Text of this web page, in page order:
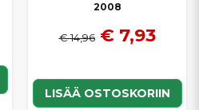
2008
€ 14,96 € 7,93
LISÄÄ OSTOSKORIIN